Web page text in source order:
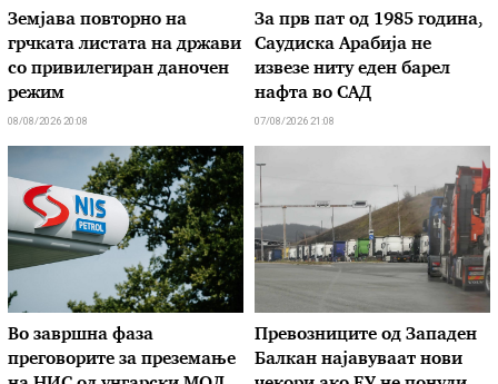
Земјава повторно на
грчката листата на држави
со привилегиран даночен
режим
08/08/2026 20:08
За прв пат од 1985 година,
Саудиска Арабија не
извезе ниту еден барел
нафта во САД
07/08/2026 21:08
Во завршна фаза
преговорите за преземање
Превозниците од Западен
Балкан најавуваат нови